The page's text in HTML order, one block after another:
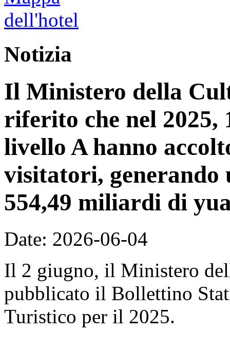
Notizia
Il Ministero della
riferito che nel
livello A hanno
visitatori,
554,49 miliardi di
Date: 2026-06-04
Il 2 giugno, il Ministero
pubblicato il Bollettino
Turistico per il 2025.